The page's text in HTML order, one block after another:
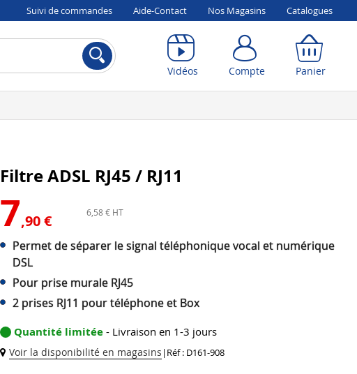
Suivi de commandes Aide-Contact Nos Magasins Catalogues
Vidéos Compte Panier
Filtre ADSL RJ45 / RJ11
7,90 € 6,58 € HT
Permet de séparer le signal téléphonique vocal et numérique
DSL
Pour prise murale RJ45
2 prises RJ11 pour téléphone et Box
Quantité limitée - Livraison en 1-3 jours
Voir la disponibilité en magasins | Réf : D161-908
Compte Panier